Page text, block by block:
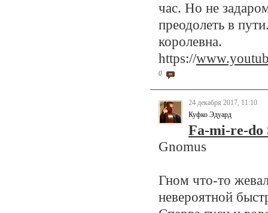
час. Но не
преодолеть в
королевна.
https://
0
24 декабря 2017, 11:10
Куфко Эдуард
Fa-mi-re-do
Gnomus
Гном что-то
невероятной